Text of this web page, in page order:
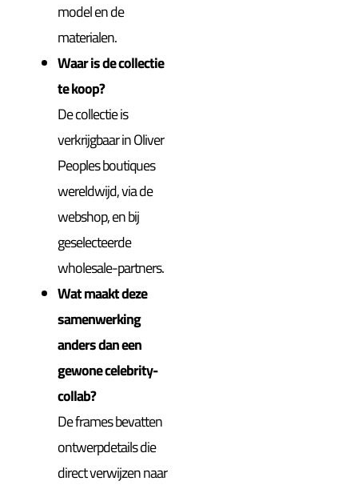
model en de
materialen.
Waar is de collectie
te koop?
De collectie is
verkrijgbaar in Oliver
Peoples boutiques
wereldwijd, via de
webshop, en bij
geselecteerde
wholesale-partners.
Wat maakt deze
samenwerking
anders dan een
gewone celebrity-
collab?
De frames bevatten
ontwerpdetails die
direct verwijzen naar